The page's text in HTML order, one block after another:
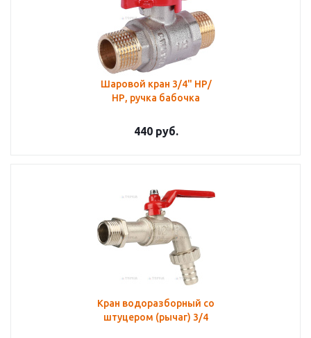
Шаровой кран 3/4" НР/
НР, ручка бабочка
440руб.
Кран водоразборный со
штуцером (рычаг) 3/4